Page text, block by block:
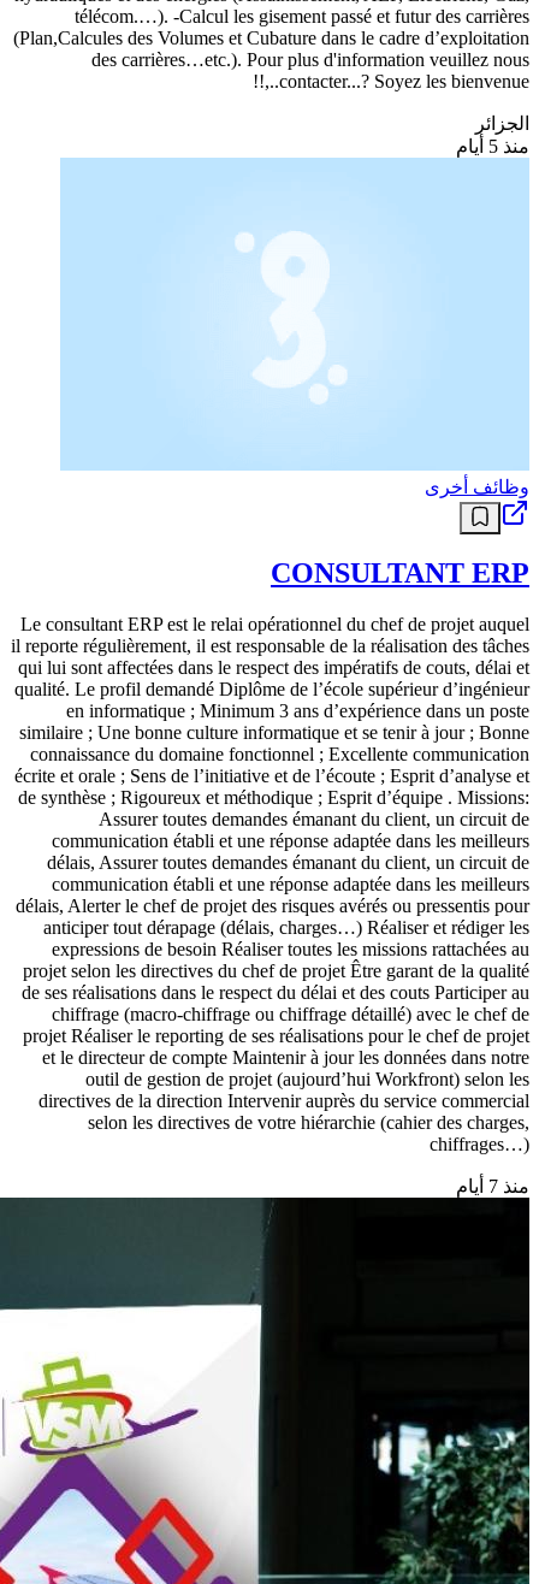
télécom.…). -Calcul les gisement passé et futur des carrières
(Plan,Calcules des Volumes et Cubature dans le cadre d’exploitation
des carrières…etc.). Pour plus d'information veuillez nous
contacter...? Soyez les bienvenue..,!!
الجزائر
منذ 5 أيام
وظائف أخرى
CONSULTANT ERP
Le consultant ERP est le relai opérationnel du chef de projet auquel
il reporte régulièrement, il est responsable de la réalisation des tâches
qui lui sont affectées dans le respect des impératifs de couts, délai et
qualité. Le profil demandé Diplôme de l’école supérieur d’ingénieur
en informatique ; Minimum 3 ans d’expérience dans un poste
similaire ; Une bonne culture informatique et se tenir à jour ; Bonne
connaissance du domaine fonctionnel ; Excellente communication
écrite et orale ; Sens de l’initiative et de l’écoute ; Esprit d’analyse et
de synthèse ; Rigoureux et méthodique ; Esprit d’équipe . Missions:
Assurer toutes demandes émanant du client, un circuit de
communication établi et une réponse adaptée dans les meilleurs
délais, Assurer toutes demandes émanant du client, un circuit de
communication établi et une réponse adaptée dans les meilleurs
délais, Alerter le chef de projet des risques avérés ou pressentis pour
anticiper tout dérapage (délais, charges…) Réaliser et rédiger les
expressions de besoin Réaliser toutes les missions rattachées au
projet selon les directives du chef de projet Être garant de la qualité
de ses réalisations dans le respect du délai et des couts Participer au
chiffrage (macro-chiffrage ou chiffrage détaillé) avec le chef de
projet Réaliser le reporting de ses réalisations pour le chef de projet
et le directeur de compte Maintenir à jour les données dans notre
outil de gestion de projet (aujourd’hui Workfront) selon les
directives de la direction Intervenir auprès du service commercial
selon les directives de votre hiérarchie (cahier des charges,
chiffrages…)
منذ 7 أيام